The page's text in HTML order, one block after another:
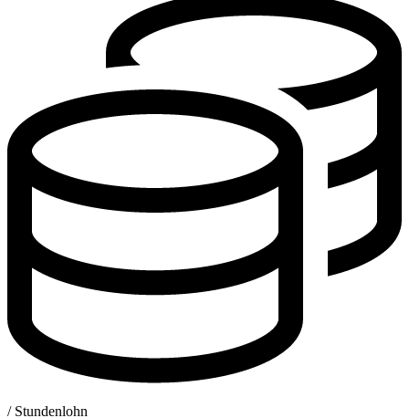
/ Stundenlohn